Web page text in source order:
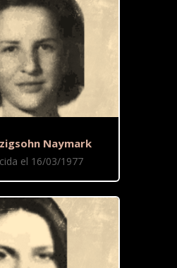
Naymark
el 16/03/1977